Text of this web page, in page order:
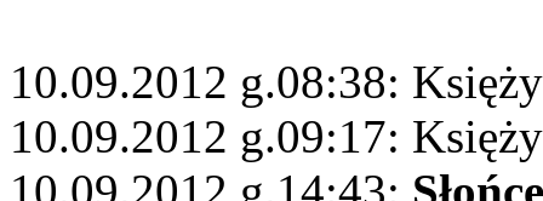
10.09.2012 g.08:38:
10.09.2012 g.09:17:
10.09.2012 g.14:43: Słońce